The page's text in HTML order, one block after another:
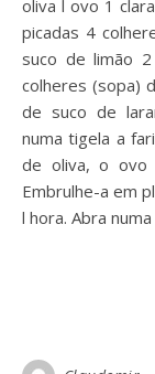
oliva l ovo 1
picadas 4
suco de limão
colheres (sopa)
de suco de
numa tigela a
de oliva, o ovo
Embrulhe-a em
l hora. Abra